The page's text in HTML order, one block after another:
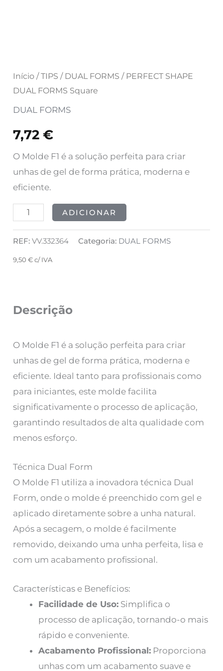
Início /TIPS / DUAL FORMS / PERFECT SHAPE
DUAL FORMS Square
DUAL FORMS
7,72€
O Molde F1 é a solução perfeita para criar
unhas de gel de forma prática, moderna e
eficiente.
ADICIONAR
REF:VV.332364 Categoria: DUAL FORMS
9,50€ c/ IVA
Descrição
O Molde F1 é a solução perfeita para criar
unhas de gel de forma prática, moderna e
eficiente. Ideal tanto para profissionais como
para iniciantes, este molde facilita
significativamente o processo de aplicação,
garantindo resultados de alta qualidade com
menos esforço.
Técnica Dual Form
O Molde F1 utiliza a inovadora técnica Dual
Form, onde o molde é preenchido com gel e
aplicado diretamente sobre a unha natural.
Após a secagem, o molde é facilmente
removido, deixando uma unha perfeita, lisa e
com um acabamento profissional.
Características e Benefícios:
Facilidade de Uso: Simplifica o
processo de aplicação, tornando-o mais
rápido e conveniente.
Acabamento Profissional: Proporciona
unhas com um acabamento suave e